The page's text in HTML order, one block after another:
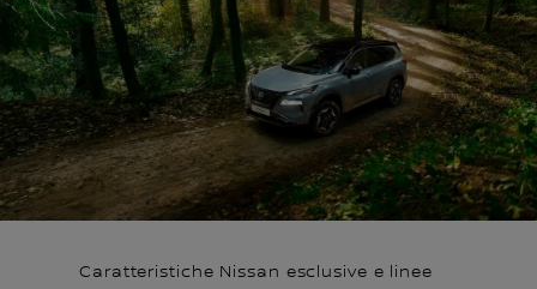
Caratteristiche Nissan esclusive e linee